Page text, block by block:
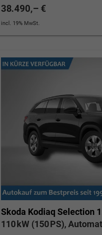
38.490,– €
incl. 19% MwSt.
Skoda Kodiaq Selection
110 kW (150 PS),